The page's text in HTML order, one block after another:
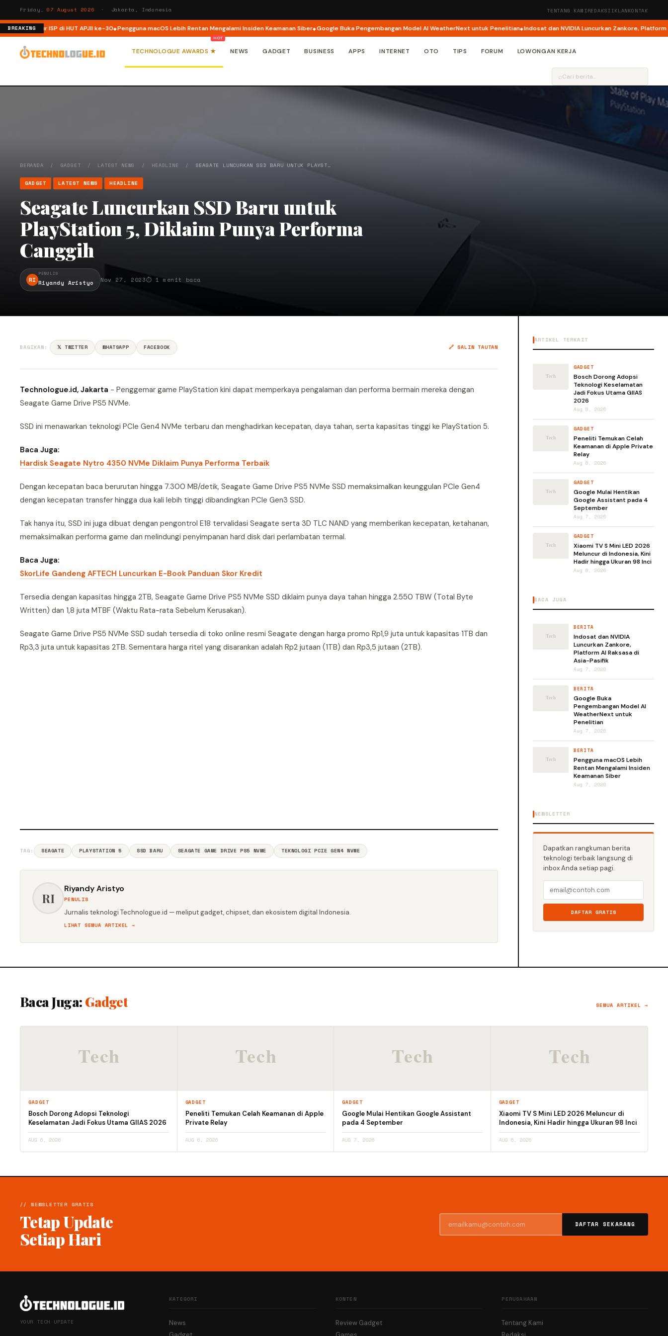
Friday,07 August 2026 · Jakarta, Indonesia TENTANG KAMIREDAKSIIKLANKONTAK
BREAKINGISP di HUT APJII ke-30 Pengguna macOS Lebih Rentan Mengalami Insiden Keamanan Siber Google Buka Pengembangan Model AI WeatherNext untuk Penelitian Indosat dan NVIDIA Luncurkan Zankore, Platform AI
TECHNOLOGUE AWARDS ★ NEWS GADGET BUSINESS APPS INTERNET OTO TIPS FORUM LOWONGAN KERJA
⌕
BERANDA / GADGET / LATEST NEWS / HEADLINE / SEAGATE LUNCURKAN SSD BARU UNTUK PLAYST…
GADGET LATEST NEWS HEADLINE
Seagate Luncurkan SSD Baru untuk
PlayStation 5, Diklaim Punya Performa
Canggih
RI
PENULIS
Riyandy Aristyo Nov 27, 2023⏱ 1 menit baca
BAGIKAN: 𝕏 TWITTER WHATSAPP FACEBOOK 🔗 SALIN TAUTAN
Technologue.id, Jakarta - Penggemar game PlayStation kini dapat memperkaya pengalaman dan performa bermain mereka dengan
Seagate Game Drive PS5 NVMe.
SSD ini menawarkan teknologi PCIe Gen4 NVMe terbaru dan menghadirkan kecepatan, daya tahan, serta kapasitas tinggi ke PlayStation 5.
Baca Juga:
Hardisk Seagate Nytro 4350 NVMe Diklaim Punya Performa Terbaik
Dengan kecepatan baca berurutan hingga 7.300 MB/detik, Seagate Game Drive PS5 NVMe SSD memaksimalkan keunggulan PCIe Gen4
dengan kecepatan transfer hingga dua kali lebih tinggi dibandingkan PCIe Gen3 SSD.
Tak hanya itu, SSD ini juga dibuat dengan pengontrol E18 tervalidasi Seagate serta 3D TLC NAND yang memberikan kecepatan, ketahanan,
memaksimalkan performa game dan melindungi penyimpanan hard disk dari perlambatan termal.
Baca Juga:
SkorLife Gandeng AFTECH Luncurkan E-Book Panduan Skor Kredit
Tersedia dengan kapasitas hingga 2TB, Seagate Game Drive PS5 NVMe SSD diklaim punya daya tahan hingga 2.550 TBW (Total Byte
Written) dan 1,8 juta MTBF (Waktu Rata-rata Sebelum Kerusakan).
Seagate Game Drive PS5 NVMe SSD sudah tersedia di toko online resmi Seagate dengan harga promo Rp1,9 juta untuk kapasitas 1TB dan
Rp3,3 juta untuk kapasitas 2TB. Sementara harga ritel yang disarankan adalah Rp2 jutaan (1TB) dan Rp3,5 jutaan (2TB).
TAG: SEAGATE PLAYSTATION 5 SSD BARU SEAGATE GAME DRIVE PS5 NVME TEKNOLOGI PCIE GEN4 NVME
RI
Riyandy Aristyo
PENULIS
Jurnalis teknologi Technologue.id — meliput gadget, chipset, dan ekosistem digital Indonesia.
LIHAT SEMUA ARTIKEL →
ARTIKEL TERKAIT
GADGET
Bosch Dorong Adopsi
Teknologi Keselamatan
Jadi Fokus Utama GIIAS
2026
Aug 6, 2026
GADGET
Peneliti Temukan Celah
Keamanan di Apple Private
Relay
Aug 6, 2026
GADGET
Google Mulai Hentikan
Google Assistant pada 4
September
Aug 7, 2026
GADGET
Xiaomi TV S Mini LED 2026
Meluncur di Indonesia, Kini
Hadir hingga Ukuran 98 Inci
Aug 6, 2026
BACA JUGA
BERITA
Indosat dan NVIDIA
Luncurkan Zankore,
Platform AI Raksasa di
Asia-Pasifik
Aug 7, 2026
BERITA
Google Buka
Pengembangan Model AI
WeatherNext untuk
Penelitian
Aug 7, 2026
BERITA
Pengguna macOS Lebih
Rentan Mengalami Insiden
Keamanan Siber
Aug 7, 2026
NEWSLETTER
Dapatkan rangkuman berita
teknologi terbaik langsung di
inbox Anda setiap pagi.
DAFTAR GRATIS
Baca Juga: Gadget SEMUA ARTIKEL →
GADGET
Bosch Dorong Adopsi Teknologi
Keselamatan Jadi Fokus Utama GIIAS 2026
AUG 6, 2026
GADGET
Peneliti Temukan Celah Keamanan di Apple
Private Relay
AUG 6, 2026
GADGET
Google Mulai Hentikan Google Assistant
pada 4 September
AUG 7, 2026
GADGET
Xiaomi TV S Mini LED 2026 Meluncur di
Indonesia, Kini Hadir hingga Ukuran 98 Inci
AUG 6, 2026
// NEWSLETTER GRATIS
Tetap Update
Setiap Hari
DAFTAR SEKARANG
YOUR TECH UPDATE
KATEGORI
News
KONTEN
Review Gadget
PERUSAHAAN
Tentang Kami